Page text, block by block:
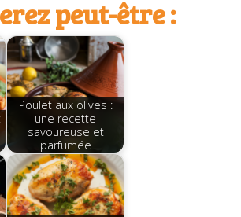
peut-être :
Poulet aux olives :
une recette
savoureuse et
parfumée